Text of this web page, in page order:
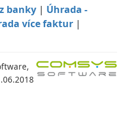
banky | Úhrada -
více faktur |